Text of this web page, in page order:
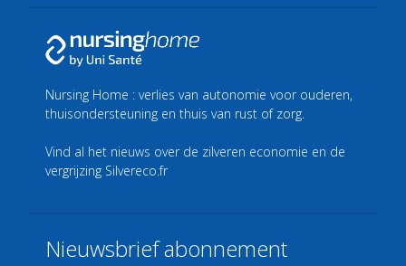
Nursing Home : verlies van autonomie voor ouderen,
thuisondersteuning en thuis van rust of zorg.
Vind al het nieuws over de zilveren economie en de
vergrijzing Silvereco.fr
Nieuwsbrief abonnement